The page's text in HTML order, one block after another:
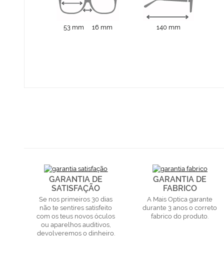
53 mm 16 mm 140 mm
GARANTIA DE
SATISFAÇÃO
Se nos primeiros 30 dias
não te sentires satisfeito
com os teus novos óculos
ou aparelhos auditivos,
devolveremos o dinheiro.
GARANTIA DE
FABRICO
A Mais Optica garante
durante 3 anos o correto
fabrico do produto.